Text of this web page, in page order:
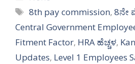
Tags
8th pay commission,8ನೇ
Central Government
Fitment Factor, HRA ಹೆಚ್ಚಳ,
Updates, Level 1 Employees